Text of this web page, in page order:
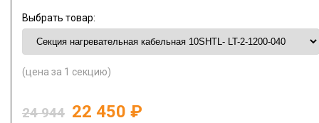
Выбрать товар:
(цена за 1 секцию)
24 944 22 450